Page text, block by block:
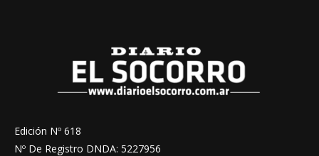
Edición Nº 618
Nº De Registro DNDA: 5227956